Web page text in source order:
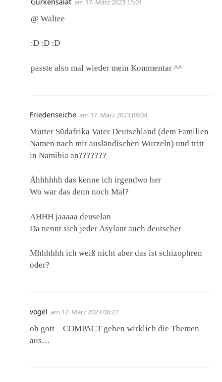
am 17. März 2023 15:01
@ Waltee
:D :D :D
passte also mal wieder mein Kommentar ^^
Friedenseiche am 17. März 2023 08:04
Mutter Südafrika Vater Deutschland (dem Familien
Namen nach mir ausländischen Wurzeln) und tritt
in Namibia an???????
Ähhhhhh das kenne ich irgendwo her
Wo war das denn noch Mal?
AHHH jaaaaa deuselan
Da nennt sich jeder Asylant auch deutscher
Mhhhhhh ich weiß nicht aber das ist schizophren
oder?
vogel am 17. März 2023 00:27
oh gott – COMPACT gehen wirklich die Themen
aus…